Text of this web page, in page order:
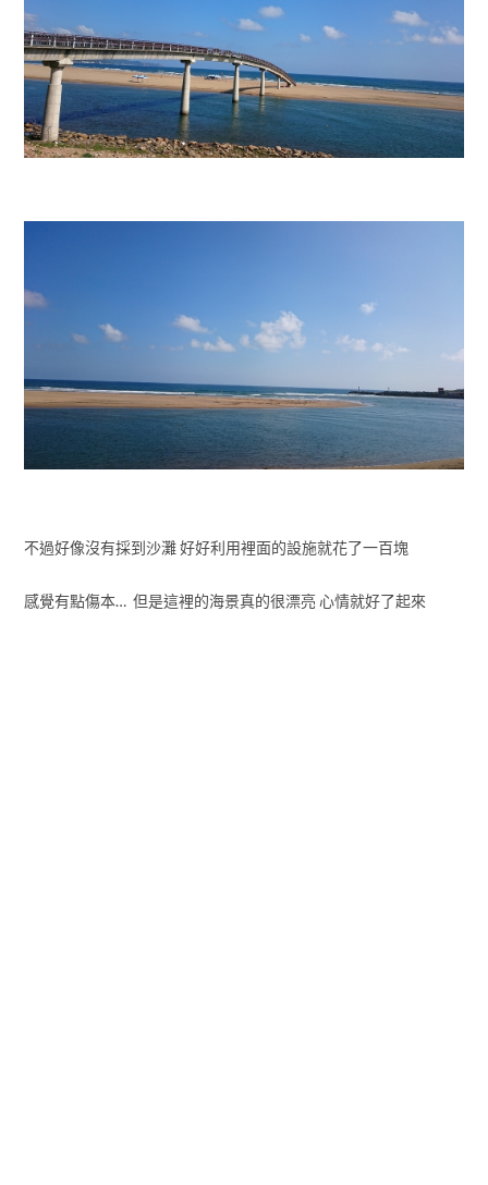
不過好像沒有採到沙灘 好好利用裡面的設施就花了一百塊
感覺有點傷本… 但是這裡的海景真的很漂亮 心情就好了起來